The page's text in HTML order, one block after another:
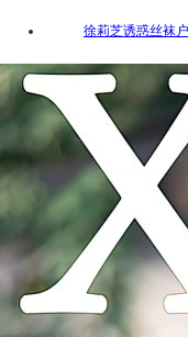
徐莉芝诱惑丝袜